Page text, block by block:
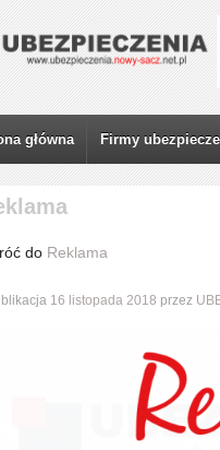
główna Firmy
do Reklama
16 listopada 2018 przez